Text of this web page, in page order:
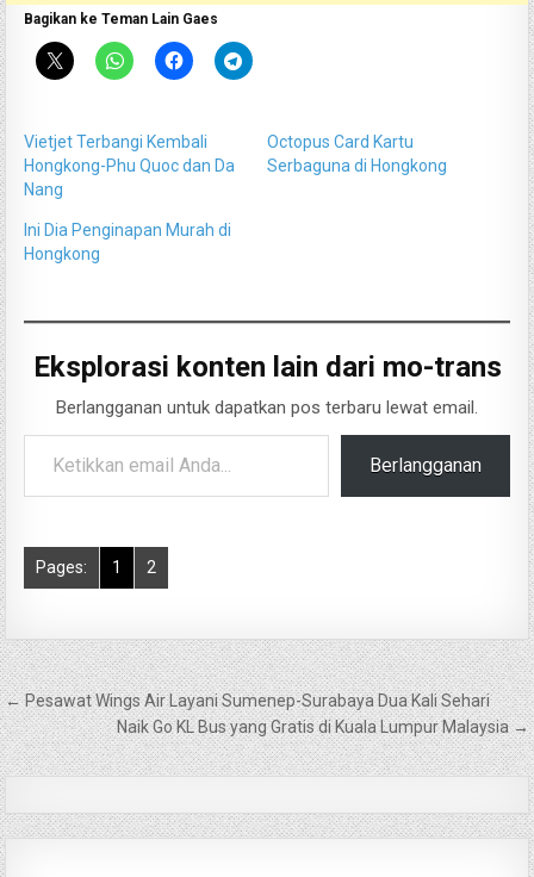
Bagikan ke Teman Lain Gaes
Vietjet Terbangi Kembali
Hongkong-Phu Quoc dan Da
Nang
Octopus Card Kartu
Serbaguna di Hongkong
Ini Dia Penginapan Murah di
Hongkong
Eksplorasi konten lain dari mo-trans
Berlangganan untuk dapatkan pos terbaru lewat email.
Ketikkan email Anda...
Berlangganan
Pages: 1 2
Navigasi
pos
← Pesawat Wings Air Layani Sumenep-Surabaya Dua Kali Sehari
Naik Go KL Bus yang Gratis di Kuala Lumpur Malaysia →